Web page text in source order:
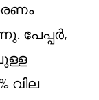
പേപ്പർ,
വില